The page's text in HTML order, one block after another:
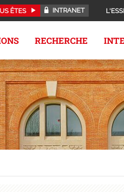
ÊTES INTRANET
RECHERCHE